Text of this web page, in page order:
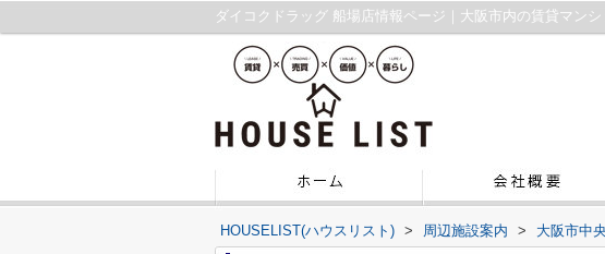
ダイコクドラッグ 船場店情報ページ｜大阪市内の賃貸マン
HOUSELIST(ハウスリスト) > 周辺施設案内 > 大阪市中